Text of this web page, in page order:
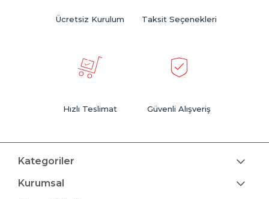
Ücretsiz Kurulum Taksit Seçenekleri
Hızlı Teslimat Güvenli Alışveriş
Kategoriler
Kurumsal